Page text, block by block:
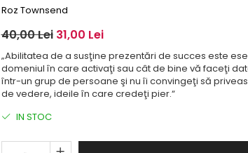
Roz Townsend
40,00 Lei 31,00 Lei
„Abilitatea de a susţine prezentări de succes este
domeniul în care activaţi sau cât de bine vă faceţi
într-un grup de persoane şi nu îi convingeţi să
de vedere, ideile în care credeţi pier.“
IN STOC